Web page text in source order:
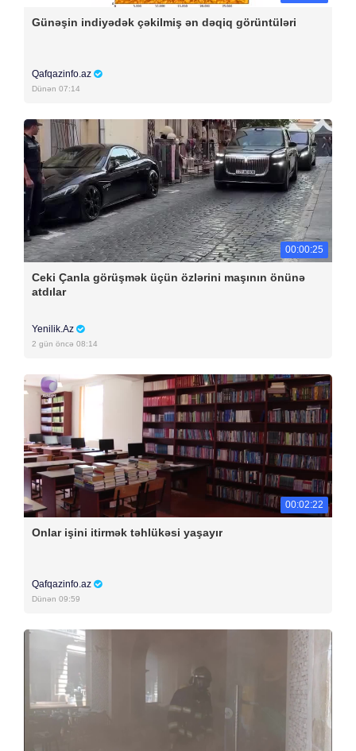
Günəşin indiyədək çəkilmiş ən dəqiq görüntüləri
Qafqazinfo.az
Dünən 07:14
00:00:25
Ceki Çanla görüşmək üçün özlərini maşının önünə
atdılar
Yenilik.Az
2 gün öncə 08:14
00:02:22
Onlar işini itirmək təhlükəsi yaşayır
Qafqazinfo.az
Dünən 09:59